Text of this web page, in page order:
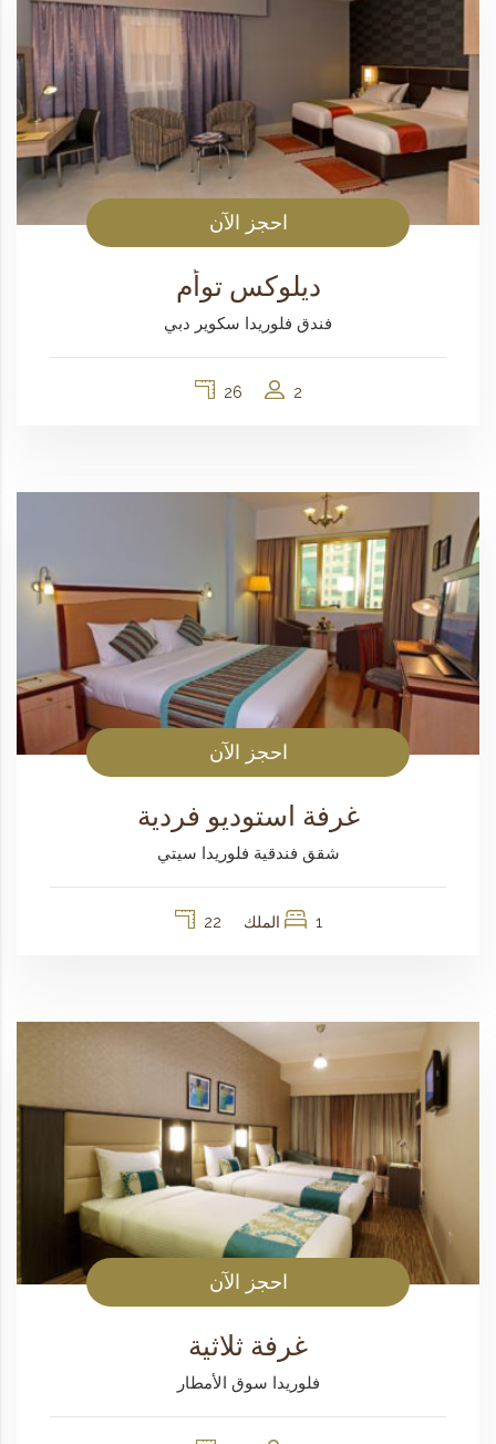
احجز الآن
ديلوكس توأم
فندق فلوريدا سكوير دبي
2
26
احجز الآن
غرفة استوديو فردية
شقق فندقية فلوريدا سيتي
1 الملك 22
احجز الآن
غرفة ثلاثية
فلوريدا سوق الأمطار